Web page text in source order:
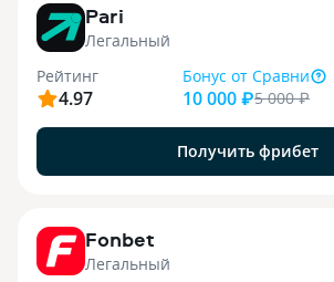
Pari
Легальный
Рейтинг
4.97
Бонус от Сравни
10 000 ₽5 000₽
Получить фрибет
Fonbet
Легальный